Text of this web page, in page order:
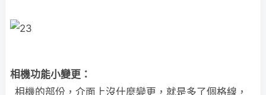
相機功能小變更：
相機的部份，介面上沒什麼變更，就是多了個格線，